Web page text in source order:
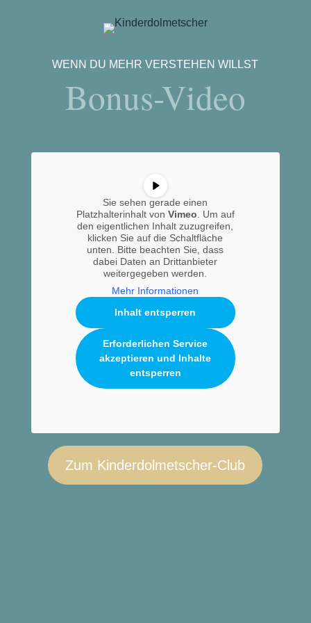
WENN DU MEHR VERSTEHEN WILLST
Bonus-Video
Sie sehen gerade einen
Platzhalterinhalt von Vimeo . Um auf
den eigentlichen Inhalt zuzugreifen,
klicken Sie auf die Schaltfläche
unten. Bitte beachten Sie, dass
dabei Daten an Drittanbieter
weitergegeben werden.
Mehr Informationen
Inhalt entsperren
Erforderlichen Service
akzeptieren und Inhalte
entsperren
Zum Kinderdolmetscher-Club